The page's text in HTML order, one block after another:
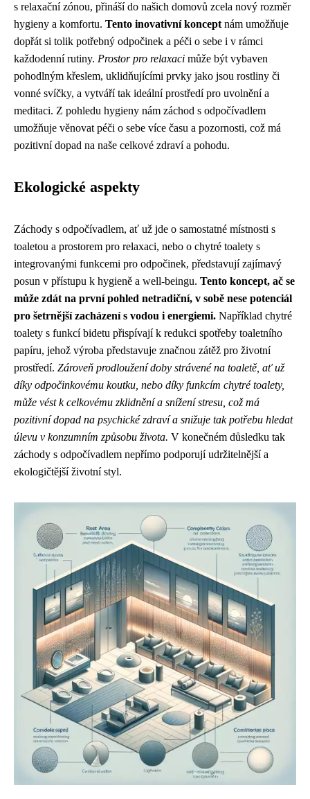
s relaxační zónou, přináší do našich domovů zcela nový rozměr
hygieny a komfortu. Tento inovativní koncept nám umožňuje
dopřát si tolik potřebný odpočinek a péči o sebe i v rámci
každodenní rutiny. Prostor pro relaxaci může být vybaven
pohodlným křeslem, uklidňujícími prvky jako jsou rostliny či
vonné svíčky, a vytváří tak ideální prostředí pro uvolnění a
meditaci. Z pohledu hygieny nám záchod s odpočívadlem
umožňuje věnovat péči o sebe více času a pozornosti, což má
pozitivní dopad na naše celkové zdraví a pohodu.
Ekologické aspekty
Záchody s odpočívadlem, ať už jde o samostatné místnosti s
toaletou a prostorem pro relaxaci, nebo o chytré toalety s
integrovanými funkcemi pro odpočinek, představují zajímavý
posun v přístupu k hygieně a well-beingu. Tento koncept, ač se
může zdát na první pohled netradiční, v sobě nese potenciál
pro šetrnější zacházení s vodou i energiemi. Například chytré
toalety s funkcí bidetu přispívají k redukci spotřeby toaletního
papíru, jehož výroba představuje značnou zátěž pro životní
prostředí. Zároveň prodloužení doby strávené na toaletě, ať už
díky odpočinkovému koutku, nebo díky funkcím chytré toalety,
může vést k celkovému zklidnění a snížení stresu, což má
pozitivní dopad na psychické zdraví a snižuje tak potřebu hledat
úlevu v konzumním způsobu života. V konečném důsledku tak
záchody s odpočívadlem nepřímo podporují udržitelnější a
ekologičtější životní styl.